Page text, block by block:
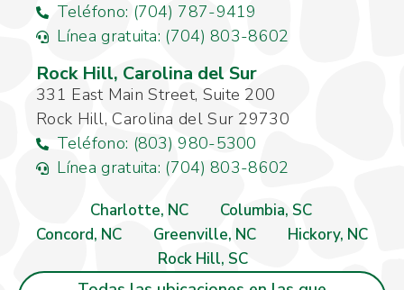
Teléfono: (704) 787-9419
Línea gratuita: (704) 803-8602
Rock Hill, Carolina del Sur
331 East Main Street, Suite 200
Rock Hill, Carolina del Sur 29730
Teléfono: (803) 980-5300
Línea gratuita: (704) 803-8602
Charlotte, NC
Columbia, SC
Concord, NC
Greenville, NC
Hickory, NC
Rock Hill, SC